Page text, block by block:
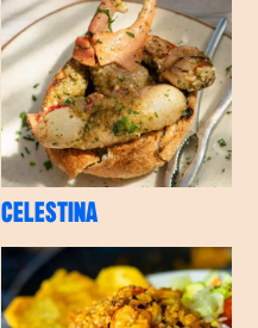
CELESTINA